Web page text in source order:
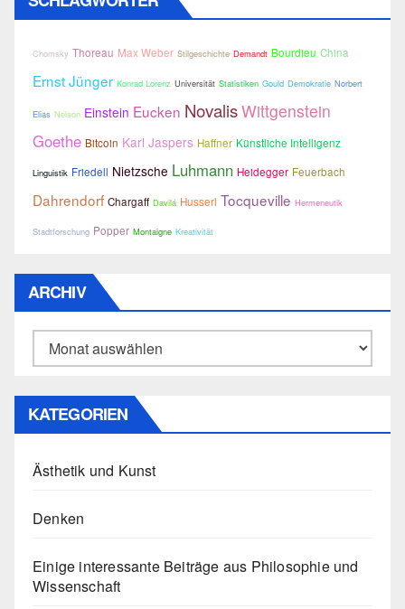
Chomsky Thoreau Max Weber Stilgeschichte Demandt Bourdieu China
Ernst Jünger Konrad Lorenz Universität Statistiken Gould Demokratie Norbert
Elias Nelson Einstein Eucken NovalisWittgenstein
Goethe Bitcoin Karl Jaspers Haffner Künstliche Intelligenz
Linguistik Friedell Nietzsche Luhmann Heidegger Feuerbach
Dahrendorf Chargaff Davilá Husserl Tocqueville Hermeneutik
Stadtforschung Popper Montaigne Kreativität
ARCHIV
Archiv
KATEGORIEN
Ästhetik und Kunst
Denken
Einige interessante Beiträge aus Philosophie und
Wissenschaft